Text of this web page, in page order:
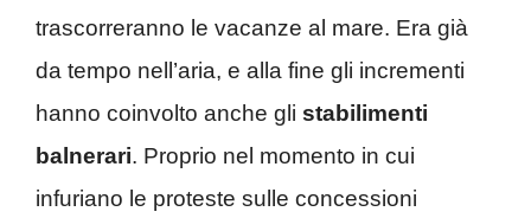
trascorreranno le vacanze al mare. Era già
da tempo nell’aria, e alla fine gli incrementi
hanno coinvolto anche gli stabilimenti
balnerari. Proprio nel momento in cui
infuriano le proteste sulle concessioni